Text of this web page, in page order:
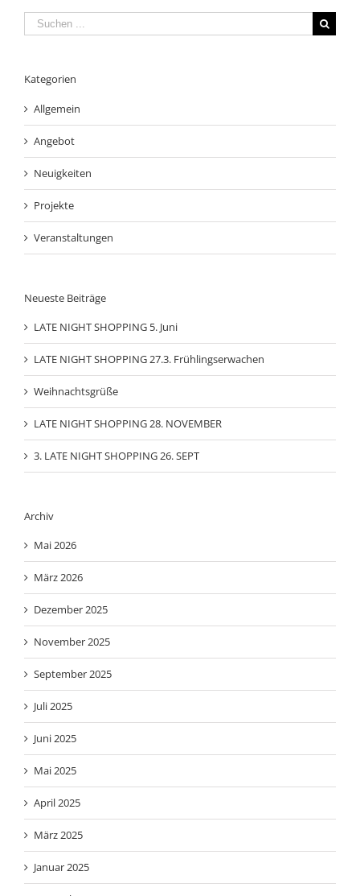
Suche
nach:
Kategorien
Allgemein
Angebot
Neuigkeiten
Projekte
Veranstaltungen
Neueste Beiträge
LATE NIGHT SHOPPING 5. Juni
LATE NIGHT SHOPPING 27.3. Frühlingserwachen
Weihnachtsgrüße
LATE NIGHT SHOPPING 28. NOVEMBER
3. LATE NIGHT SHOPPING 26. SEPT
Archiv
Mai 2026
März 2026
Dezember 2025
November 2025
September 2025
Juli 2025
Juni 2025
Mai 2025
April 2025
März 2025
Januar 2025